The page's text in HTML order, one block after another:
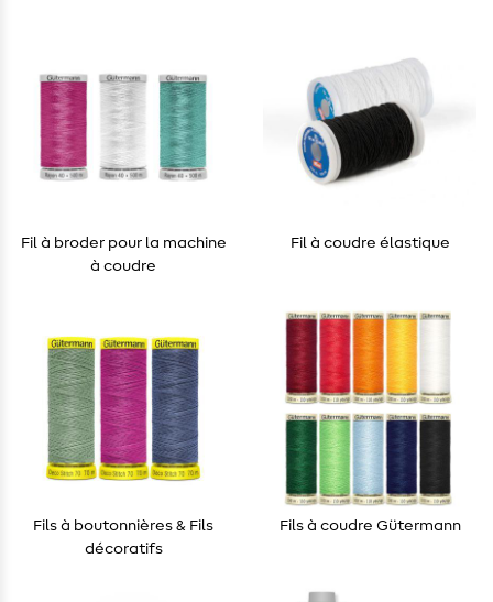
Fil à broder pour la machine
à coudre
Fil à coudre élastique
Fils à boutonnières & Fils
décoratifs
Fils à coudre Gütermann